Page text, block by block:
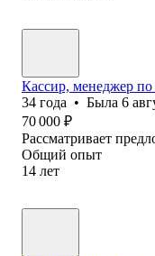
Кассир, менеджер
34 года • Была 6
70 000 ₽
Рассматривает
Общий опыт
14 лет